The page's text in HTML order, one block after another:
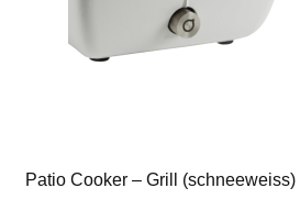
Patio Cooker – Grill (schneeweiss)